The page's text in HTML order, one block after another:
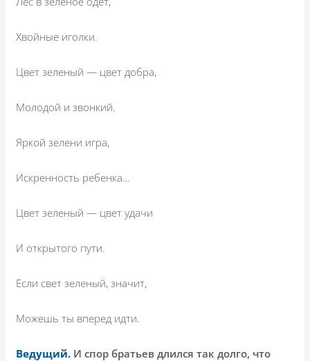
Хвойные иголки.
Цвет зеленый — цвет добра,
Молодой и звонкий.
Яркой зелени игра,
Искренность ребенка…
Цвет зеленый — цвет удачи
И открытого пути.
Если свет зеленый, значит,
Можешь ты вперед идти.
Ведущий. И спор братьев длился так долго, что